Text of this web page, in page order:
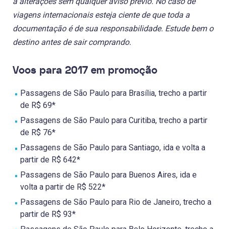
viagens internacionais esteja ciente de que toda a
documentação é de sua responsabilidade. Estude bem o
destino antes de sair comprando.
Voos para 2017 em promoção
Passagens de São Paulo para Brasília, trecho a partir
de R$ 69*
Passagens de São Paulo para Curitiba, trecho a partir
de R$ 76*
Passagens de São Paulo para Santiago, ida e volta a
partir de R$ 642*
Passagens de São Paulo para Buenos Aires, ida e
volta a partir de R$ 522*
Passagens de São Paulo para Rio de Janeiro, trecho a
partir de R$ 93*